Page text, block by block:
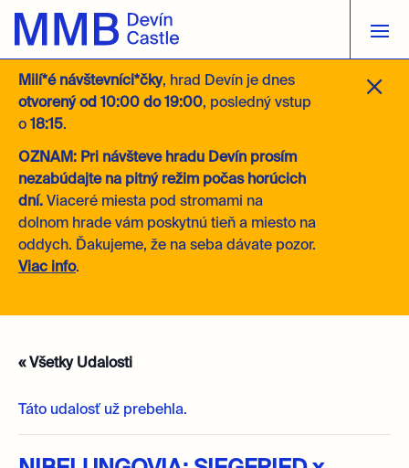
M
Milí*é návštevníci*čky, hrad Devín je dnes
otvorený od 10:00 do 19:00, posledný vstup
o 18:15.
OZNAM: Pri návšteve hradu Devín prosím
nezabúdajte na pitný režim počas horúcich
dní. Viaceré miesta pod stromami na
dolnom hrade vám poskytnú tieň a miesto na
oddych. Ďakujeme, že na seba dávate pozor.
Viac info.
« Všetky Udalosti
Táto udalosť už prebehla.